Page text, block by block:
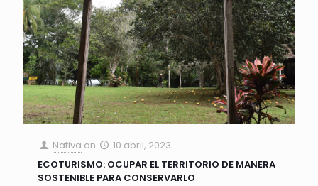
Nativa on
10 abril, 2023
ECOTURISMO: OCUPAR EL TERRITORIO DE MANERA
SOSTENIBLE PARA CONSERVARLO